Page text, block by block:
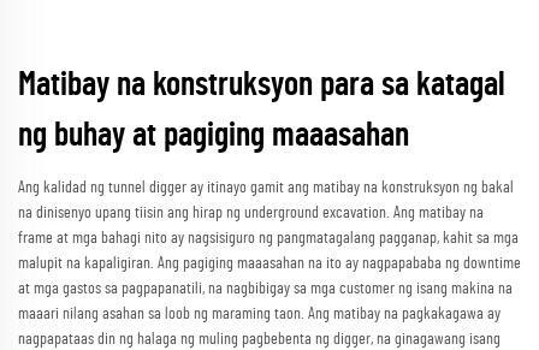
Matibay na konstruksyon para sa katagal
ng buhay at pagiging maaasahan
Ang kalidad ng tunnel digger ay itinayo gamit ang matibay na konstruksyon ng bakal
na dinisenyo upang tiisin ang hirap ng underground excavation. Ang matibay na
frame at mga bahagi nito ay nagsisiguro ng pangmatagalang pagganap, kahit sa mga
malupit na kapaligiran. Ang pagiging maaasahan na ito ay nagpapababa ng downtime
at mga gastos sa pagpapanatili, na nagbibigay sa mga customer ng isang makina na
maaari nilang asahan sa loob ng maraming taon. Ang matibay na pagkakagawa ay
nagpapataas din ng halaga ng muling pagbebenta ng digger, na ginagawang isang